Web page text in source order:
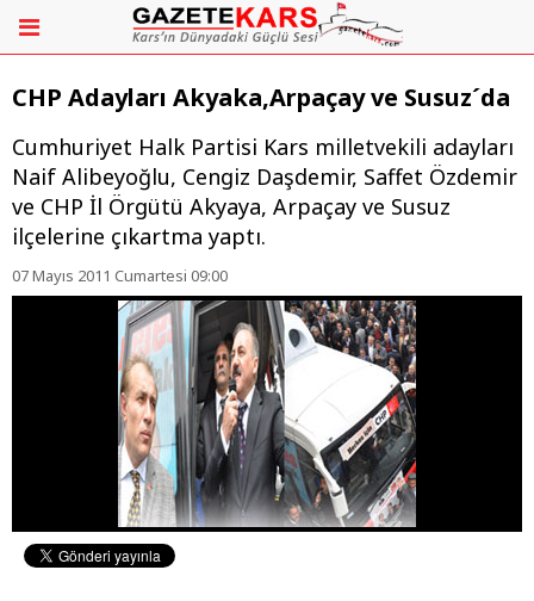
CHP Adayları Akyaka,Arpaçay ve Susuz´da
Cumhuriyet Halk Partisi Kars milletvekili adayları
Naif Alibeyoğlu, Cengiz Daşdemir, Saffet Özdemir
ve CHP İl Örgütü Akyaya, Arpaçay ve Susuz
ilçelerine çıkartma yaptı.
07 Mayıs 2011 Cumartesi 09:00